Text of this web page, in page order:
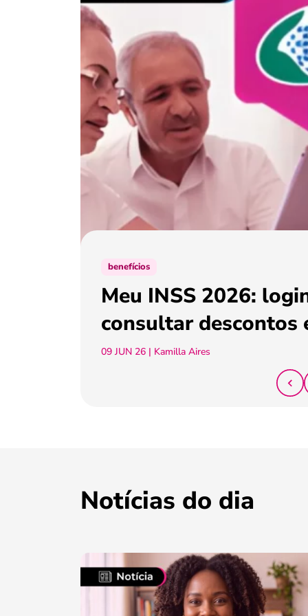
benefícios
Meu INSS 2026:
consultar descontos
09 JUN 26 | Kamilla Aires
Notícias do dia